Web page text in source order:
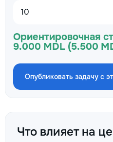
Ориентировочная
9.000 MDL (5.500
Опубликовать задачу с
Что влияет на